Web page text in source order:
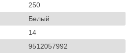
250
Белый
14
9512057992